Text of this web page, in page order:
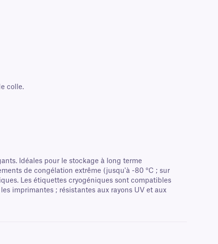
colle.
Idéales pour le stockage à long terme
de congélation extrême (jusqu'à -80 °C ; sur
Les étiquettes cryogéniques sont compatibles
imprimantes ; résistantes aux rayons UV et aux